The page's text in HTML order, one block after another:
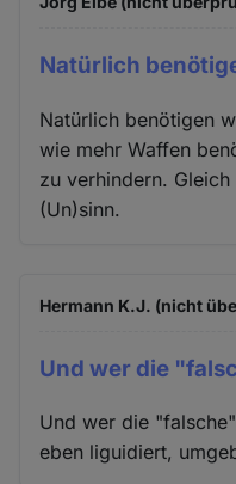
Natürlich
Natürlich benötigen
wie mehr Waffen
zu verhindern.
(Un)sinn.
Hermann K.J. (nicht
Und wer die
Und wer die
eben liguidiert,